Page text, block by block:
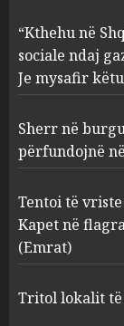
4
“Kthehu në
sociale ndaj
Je mysafir
Sherr në
përfundojnë
Tentoi të
Kapet në
(Emrat)
Tritol lokalit të